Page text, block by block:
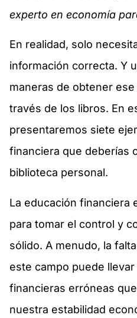
experto en economía
En realidad, solo
información correcta. Y
maneras de obtener
través de los libros. En
presentaremos siete
financiera que deberías
biblioteca personal.
La educación financiera
para tomar el control y
sólido. A menudo, la
este campo puede
financieras erróneas
nuestra estabilidad